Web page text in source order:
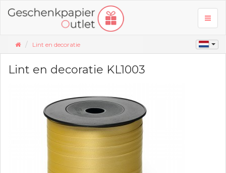
Lint en decoratie
Lint en decoratie KL1003